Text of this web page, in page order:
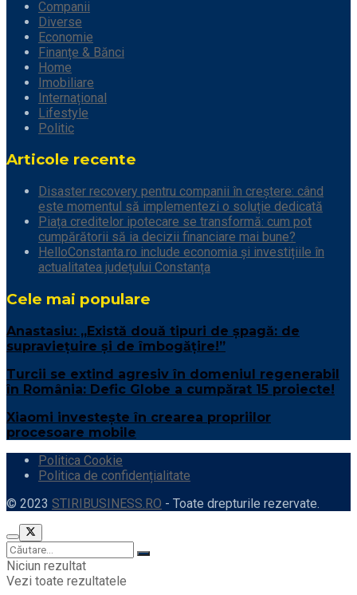
Companii
Diverse
Economie
Finanțe & Bănci
Home
Imobiliare
Internațional
Lifestyle
Politic
Articole recente
Disaster recovery pentru companii în creștere: când
este momentul să implementezi o soluție dedicată
Piața creditelor ipotecare se transformă: cum pot
cumpărătorii să ia decizii financiare mai bune?
HelloConstanta.ro include economia și investițiile în
actualitatea județului Constanța
Cele mai populare
Anastasiu: „Există două tipuri de șpagă: de
supraviețuire și de îmbogățire!”
Turcii se extind agresiv în domeniul regenerabil
în România: Defic Globe a cumpărat 15 proiecte!
Xiaomi investește în crearea propriilor
procesoare mobile
Politica Cookie
Politica de confidențialitate
© 2023 STIRIBUSINESS.RO - Toate drepturile rezervate.
Niciun rezultat
Vezi toate rezultatele